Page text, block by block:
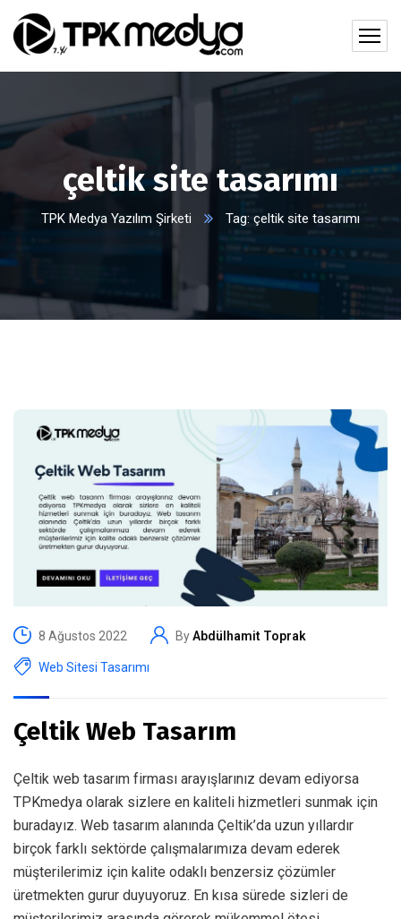
çeltik site tasarımı
TPK Medya Yazılım Şirketi Tag: çeltik site tasarımı
8 Ağustos 2022 ByAbdülhamit Toprak
Web Sitesi Tasarımı
Çeltik Web Tasarım
Çeltik web tasarım firması arayışlarınız devam ediyorsa
TPKmedya olarak sizlere en kaliteli hizmetleri sunmak için
buradayız. Web tasarım alanında Çeltik’da uzun yıllardır
birçok farklı sektörde çalışmalarımıza devam ederek
müşterilerimiz için kalite odaklı benzersiz çözümler
üretmekten gurur duyuyoruz. En kısa sürede sizleri de